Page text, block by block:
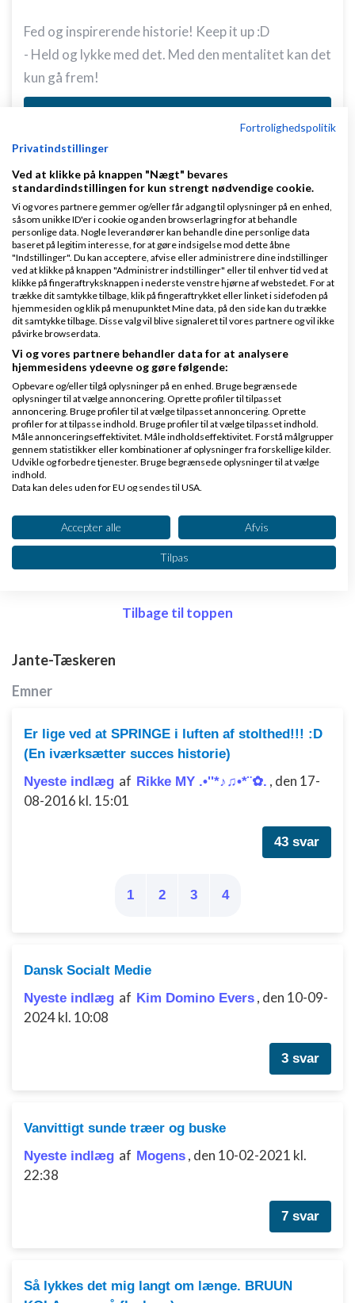
Fed og inspirerende historie! Keep it up :D
- Held og lykke med det. Med den mentalitet kan det
kun gå frem!
Daniel PoulsenSkrevet17-11-2014kl. 14:44
Fantastisk historie at læse, virkelig inspirerende!
Tillykke med alt succesen!
Svar
Besøg et udviklingshus med fut i - vi har mange projekter i kog!
Side 1 ud af 1 (5 indlæg)
Tilbage til toppen
Jante-Tæskeren
Emner
Er lige ved at SPRINGE i luften af stolthed!!! :D
(En iværksætter succes historie)
Nyeste indlæg af Rikke MY .•''*♪♫•*¨✿. , den 17-
08-2016 kl. 15:01
43 svar
1 2 3 4
Dansk Socialt Medie
Nyeste indlæg af Kim Domino Evers , den 10-09-
2024 kl. 10:08
3 svar
Vanvittigt sunde træer og buske
Nyeste indlæg af Mogens , den 10-02-2021 kl.
22:38
7 svar
Så lykkes det mig langt om længe. BRUUN
Fortrolighedspolitik
Privatindstillinger
Ved at klikke på knappen "Nægt" bevares
standardindstillingen for kun strengt nødvendige cookie.
Vi og vores partnere gemmer og/eller får adgang til oplysninger på en enhed,
såsom unikke ID'er i cookie og anden browserlagring for at behandle
personlige data. Nogle leverandører kan behandle dine personlige data
baseret på legitim interesse, for at gøre indsigelse mod dette åbne
"Indstillinger". Du kan acceptere, afvise eller administrere dine indstillinger
ved at klikke på knappen "Administrer indstillinger" eller til enhver tid ved at
klikke på fingeraftryksknappen i nederste venstre hjørne af webstedet. For at
trække dit samtykke tilbage, klik på fingeraftrykket eller linket i sidefoden på
hjemmesiden og klik på menupunktet Mine data, på den side kan du trække
dit samtykke tilbage. Disse valg vil blive signaleret til vores partnere og vil ikke
påvirke browserdata.
Vi og vores partnere behandler data for at analysere
hjemmesidens ydeevne og gøre følgende:
Opbevare og/eller tilgå oplysninger på en enhed. Bruge begrænsede
oplysninger til at vælge annoncering. Oprette profiler til tilpasset
annoncering. Bruge profiler til at vælge tilpasset annoncering. Oprette
profiler for at tilpasse indhold. Bruge profiler til at vælge tilpasset indhold.
Måle annonceringseffektivitet. Måle indholdseffektivitet. Forstå målgrupper
gennem statistikker eller kombinationer af oplysninger fra forskellige kilder.
Udvikle og forbedre tjenester. Bruge begrænsede oplysninger til at vælge
indhold.
Data kan deles uden for EU og sendes til USA.
Se partnerliste (2 IAB-leverandører)
Vi bruger dine data til følgende formål:
IAB's behandlingsformål:
annoncering
Oprette profiler for at tilpasse indhold
Bruge profiler til at vælge tilpasset indhold
Forstå målgrupper gennem statistikker eller
indhold
IAB Special Features:
Ikke-IAB-behandlingsformål:
Nødvendig
Accepter alle Afvis
Tilpas